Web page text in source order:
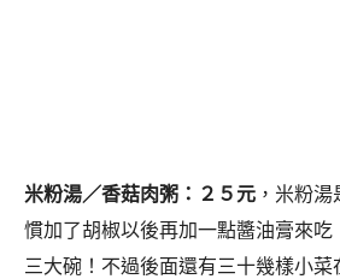
米粉湯／香菇肉粥：２５元 ，米粉
慣加了胡椒以後再加一點醬油膏來吃
三大碗！不過後面還有三十幾樣小